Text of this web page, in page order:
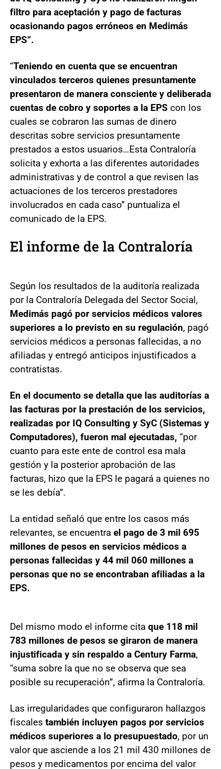
filtro para aceptación y pago de facturas
ocasionando pagos erróneos en Medimás
EPS”.
“Teniendo en cuenta que se encuentran
vinculados terceros quienes presuntamente
presentaron de manera consciente y deliberada
cuentas de cobro y soportes a la EPS con los
cuales se cobraron las sumas de dinero
descritas sobre servicios presuntamente
prestados a estos usuarios…Esta Contraloría
solicita y exhorta a las diferentes autoridades
administrativas y de control a que revisen las
actuaciones de los terceros prestadores
involucrados en cada caso” puntualiza el
comunicado de la EPS.
El informe de la Contraloría
Según los resultados de la auditoría realizada
por la Contraloría Delegada del Sector Social,
Medimás pagó por servicios médicos valores
superiores a lo previsto en su regulación, pagó
servicios médicos a personas fallecidas, a no
afiliadas y entregó anticipos injustificados a
contratistas.
En el documento se detalla que las auditorías a
las facturas por la prestación de los servicios,
realizadas por IQ Consulting y SyC (Sistemas y
Computadores), fueron mal ejecutadas, “por
cuanto para este ente de control esa mala
gestión y la posterior aprobación de las
facturas, hizo que la EPS le pagará a quienes no
se les debía”.
La entidad señaló que entre los casos más
relevantes, se encuentra el pago de 3 mil 695
millones de pesos en servicios médicos a
personas fallecidas y 44 mil 060 millones a
personas que no se encontraban afiliadas a la
EPS.
Del mismo modo el informe cita que 118 mil
783 millones de pesos se giraron de manera
injustificada y sin respaldo a Century Farma,
“suma sobre la que no se observa que sea
posible su recuperación”, afirma la Contraloría.
Las irregularidades que configuraron hallazgos
fiscales también incluyen pagos por servicios
médicos superiores a lo presupuestado, por un
valor que asciende a los 21 mil 430 millones de
pesos y medicamentos por encima del valor